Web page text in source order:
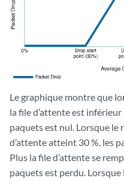
Le graphique montre que
la file d’attente est
paquets est nul. Lorsque le
d’attente atteint 30 %, les
Plus la file d’attente se
paquets est perdu.